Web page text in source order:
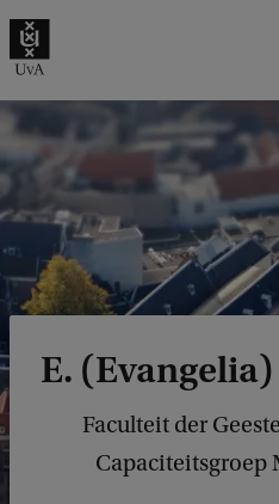
E.
Faculteit der
Capaciteitsgroep